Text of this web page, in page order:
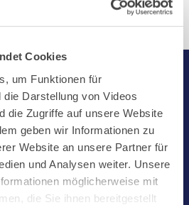
Cookies
um Funktionen für
Darstellung von Videos
die Zugriffe auf unsere Website
geben wir Informationen zu
Website an unsere Partner für
und Analysen weiter. Unsere
möglicherweise mit
die Sie ihnen bereitgestellt